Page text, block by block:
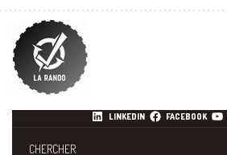
LINKEDIN FACEBOOK